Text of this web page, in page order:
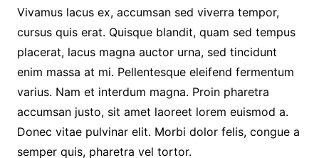
Vivamus lacus ex, accumsan sed viverra tempor,
cursus quis erat. Quisque blandit, quam sed tempus
placerat, lacus magna auctor urna, sed tincidunt
enim massa at mi. Pellentesque eleifend fermentum
varius. Nam et interdum magna. Proin pharetra
accumsan justo, sit amet laoreet lorem euismod a.
Donec vitae pulvinar elit. Morbi dolor felis, congue a
semper quis, pharetra vel tortor.